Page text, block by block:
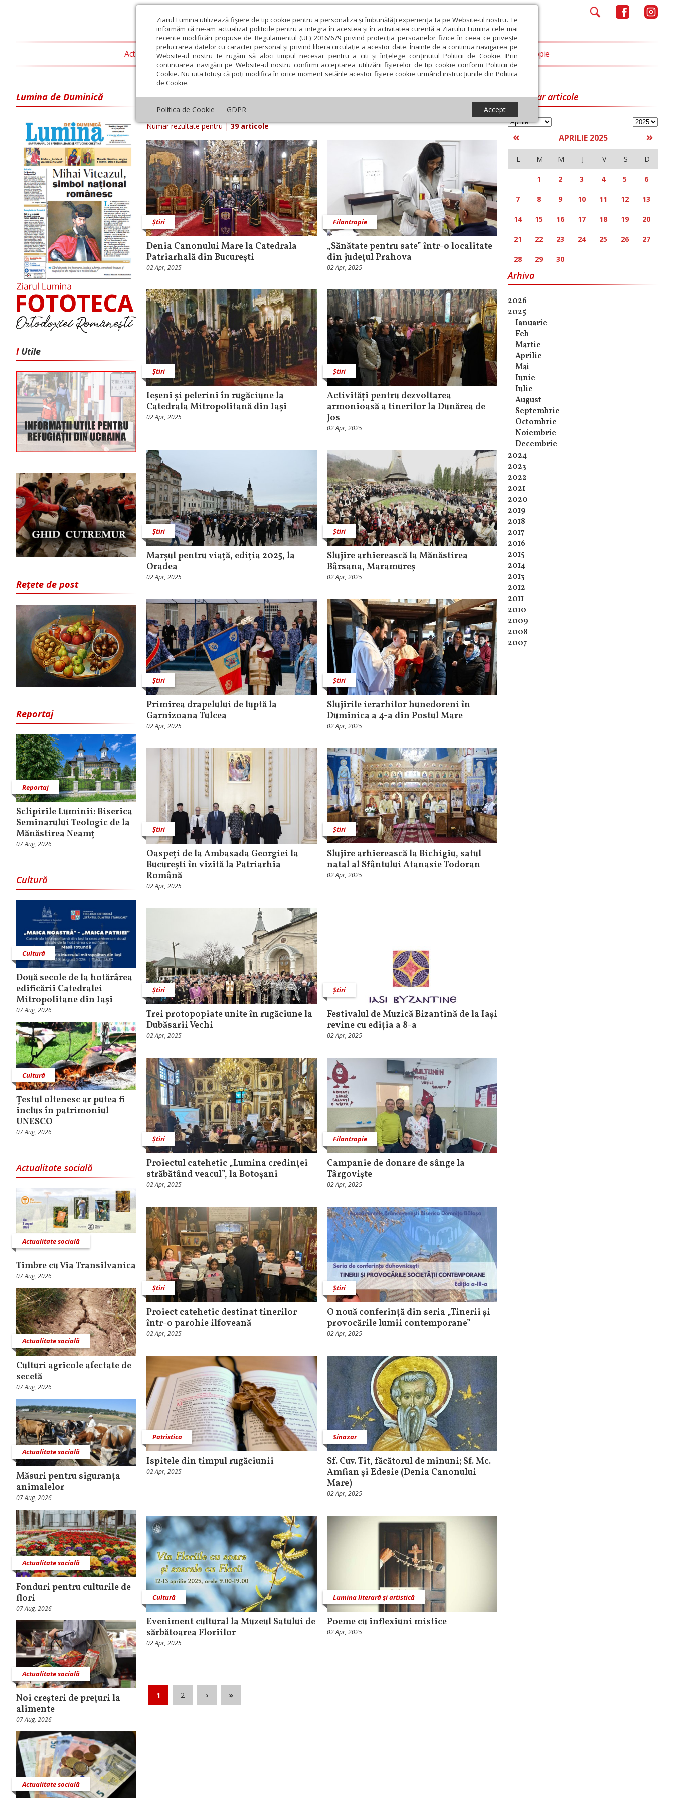
Ziarul Lumina utilizează fişiere de tip cookie pentru a personaliza și îmbunătăți experiența ta pe Website-ul nostru. Te
informăm că ne-am actualizat politicile pentru a integra în acestea și în activitatea curentă a Ziarului Lumina cele mai
recente modificări propuse de Regulamentul (UE) 2016/679 privind protecția persoanelor fizice în ceea ce privește
prelucrarea datelor cu caracter personal și privind libera circulație a acestor date. Înainte de a continua navigarea pe
Website-ul nostru te rugăm să aloci timpul necesar pentru a citi și înțelege conținutul Politicii de Cookie. Prin
continuarea navigării pe Website-ul nostru confirmi acceptarea utilizării fişierelor de tip cookie conform Politicii de
Cookie. Nu uita totuși că poți modifica în orice moment setările acestor fişiere cookie urmând instrucțiunile din Politica
de Cookie.
Politica de Cookie GDPR Accept
Actualitate religioasă Teologie și spiritualitate Educaţie și Cultură Societate Opinii Filantropie
Lumina de Duminică
! Utile
Rețete de post
Reportaj
Reportaj
Sclipirile Luminii: Biserica
Seminarului Teologic de la
Mănăstirea Neamț
07 Aug, 2026
Cultură
Cultură
Două secole de la hotărârea
edificării Catedralei
Mitropolitane din Iași
07 Aug, 2026
Cultură
Țestul oltenesc ar putea fi
inclus în patrimoniul
UNESCO
07 Aug, 2026
Actualitate socială
Actualitate socială
Timbre cu Via Transilvanica
07 Aug, 2026
Actualitate socială
Culturi agricole afectate de
secetă
07 Aug, 2026
Actualitate socială
Măsuri pentru siguranţa
animalelor
07 Aug, 2026
Actualitate socială
Fonduri pentru culturile de
flori
07 Aug, 2026
Actualitate socială
Noi creşteri de preţuri la
alimente
07 Aug, 2026
Actualitate socială
Arhiva ziar Ziarul Lumina din 02 Aprilie 2025
Numar rezultate pentru|39 articole
Știri
Denia Canonului Mare la Catedrala
Patriarhală din București
02 Apr, 2025
Filantropie
„Sănătate pentru sate” într-o localitate
din județul Prahova
02 Apr, 2025
Știri
Ieșeni și pelerini în rugăciune la
Catedrala Mitropolitană din Iași
02 Apr, 2025
Știri
Activități pentru dezvoltarea
armonioasă a tinerilor la Dunărea de
Jos
02 Apr, 2025
Știri
Marșul pentru viață, ediţia 2025, la
Oradea
02 Apr, 2025
Știri
Slujire arhierească la Mănăstirea
Bârsana, Maramureş
02 Apr, 2025
Știri
Primirea drapelului de luptă la
Garnizoana Tulcea
02 Apr, 2025
Știri
Slujirile ierarhilor hunedoreni în
Duminica a 4-a din Postul Mare
02 Apr, 2025
Știri
Oaspeți de la Ambasada Georgiei la
București în vizită la Patriarhia
Română
02 Apr, 2025
Știri
Slujire arhierească la Bichigiu, satul
natal al Sfântului Atanasie Todoran
02 Apr, 2025
Știri
Trei protopopiate unite în rugăciune la
Dubăsarii Vechi
02 Apr, 2025
Știri
Festivalul de Muzică Bizantină de la Iași
revine cu ediția a 8-a
02 Apr, 2025
Știri
Proiectul catehetic „Lumina credinței
străbătând veacul”, la Botoșani
02 Apr, 2025
Filantropie
Campanie de donare de sânge la
Târgoviște
02 Apr, 2025
Știri
Proiect catehetic destinat tinerilor
într-o parohie ilfoveană
02 Apr, 2025
Știri
O nouă conferință din seria „Tinerii și
provocările lumii contemporane”
02 Apr, 2025
Patristica
Ispitele din timpul rugăciunii
02 Apr, 2025
Sinaxar
Sf. Cuv. Tit, făcătorul de minuni; Sf. Mc.
Amfian şi Edesie (Denia Canonului
Mare)
02 Apr, 2025
Cultură
Eveniment cultural la Muzeul Satului de
sărbătoarea Floriilor
02 Apr, 2025
Lumina literară şi artistică
Poeme cu inflexiuni mistice
02 Apr, 2025
1 2 › »
Calendar articole
« »
APRILIE 2025
L M M J V S D
1 2 3 4 5 6
7 8 9 10 11 12 13
14 15 16 17 18 19 20
21 22 23 24 25 26 27
28 29 30
Arhiva
2026
2025
Ianuarie
Feb
Martie
Aprilie
Mai
Iunie
Iulie
August
Septembrie
Octombrie
Noiembrie
Decembrie
2024
2023
2022
2021
2020
2019
2018
2017
2016
2015
2014
2013
2012
2011
2010
2009
2008
2007